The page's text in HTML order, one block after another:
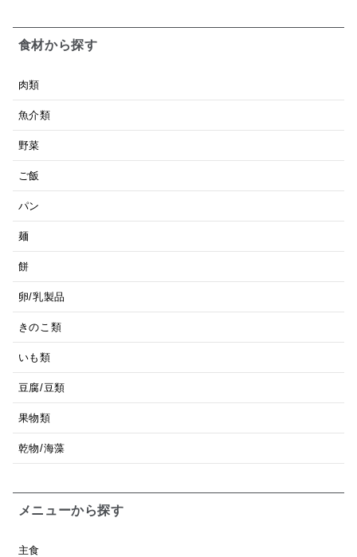
食材から探す
肉類
魚介類
野菜
ご飯
パン
麺
餅
卵/乳製品
きのこ類
いも類
豆腐/豆類
果物類
乾物/海藻
メニューから探す
主食